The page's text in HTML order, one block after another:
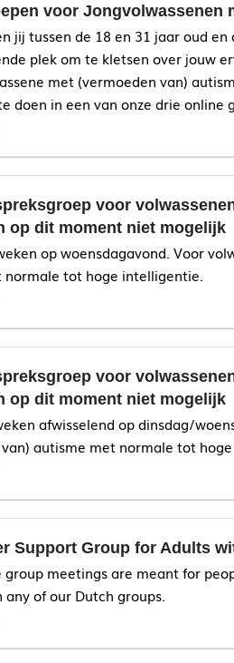
voor Jongvolwassenen
jij tussen de 18 en 31 jaar oud
plek om te kletsen over jouw
met (vermoeden van)
doen in een van onze drie online
voor
op dit moment niet mogelijk
op woensdagavond. Voor
normale tot hoge intelligentie.
voor
op dit moment niet mogelijk
afwisselend op dinsdag/
autisme met normale tot
Support Group for Adults
group meetings are meant for
any of our Dutch groups.